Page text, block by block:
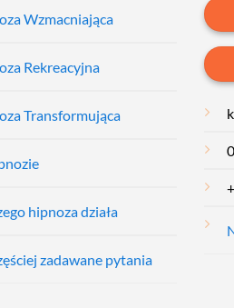
Wzmacniająca
Rekreacyjna
Transformująca
hipnoza działa
zadawane pytania